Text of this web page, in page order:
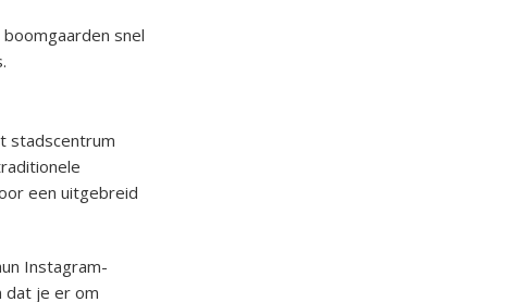
snel
stadscentrum
een uitgebreid
Instagram-
dat je er om